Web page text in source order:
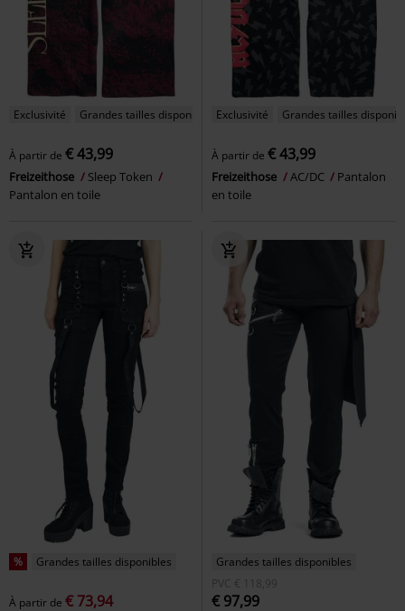
Exclusivité Grandes tailles disponibles
À partir de € 43,99
Freizeithose
Sleep Token
Pantalon en toile
Exclusivité Grandes tailles
À partir de € 43,99
Freizeithose AC/DC
Pantalon
en toile
% Grandes tailles disponibles
À partir de € 73,94
Grandes tailles disponibles
PVC € 118,99
€ 97,99